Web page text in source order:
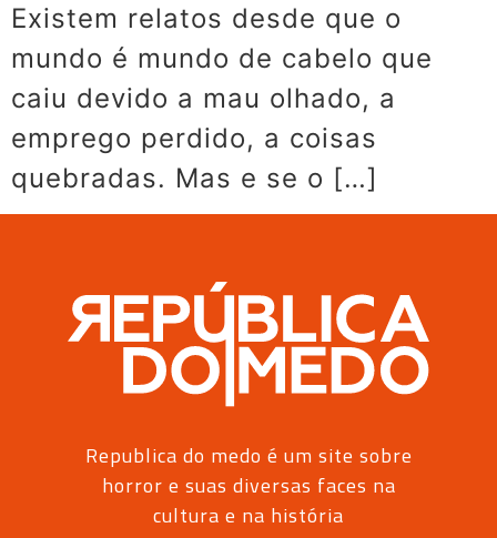
Existem relatos desde que o
mundo é mundo de cabelo que
caiu devido a mau olhado, a
emprego perdido, a coisas
quebradas. Mas e se o […]
Republica do medo é um site sobre
horror e suas diversas faces na
cultura e na história